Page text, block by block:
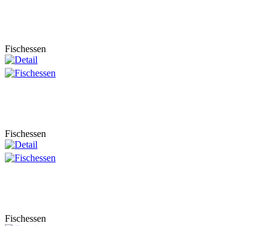
Fischessen
Fischessen
Fischessen